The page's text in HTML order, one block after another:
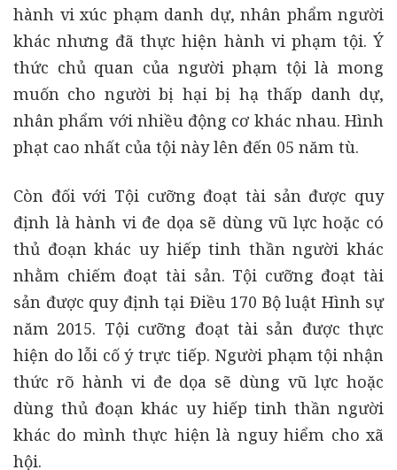
hành vi xúc phạm danh dự, nhân phẩm người
khác nhưng đã thực hiện hành vi phạm tội. Ý
thức chủ quan của người phạm tội là mong
muốn cho người bị hại bị hạ thấp danh dự,
nhân phẩm với nhiều động cơ khác nhau. Hình
phạt cao nhất của tội này lên đến 05 năm tù.
Còn đối với Tội cưỡng đoạt tài sản được quy
định là hành vi đe dọa sẽ dùng vũ lực hoặc có
thủ đoạn khác uy hiếp tinh thần người khác
nhằm chiếm đoạt tài sản. Tội cưỡng đoạt tài
sản được quy định tại Điều 170 Bộ luật Hình sự
năm 2015. Tội cưỡng đoạt tài sản được thực
hiện do lỗi cố ý trực tiếp. Người phạm tội nhận
thức rõ hành vi đe dọa sẽ dùng vũ lực hoặc
dùng thủ đoạn khác uy hiếp tinh thần người
khác do mình thực hiện là nguy hiểm cho xã
hội.